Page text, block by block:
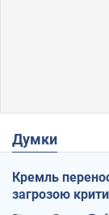
Думки
Кремль
загрозою